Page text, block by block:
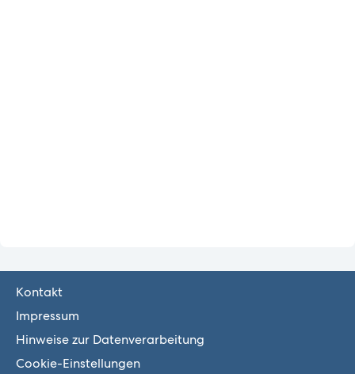
Kontakt
Impressum
Hinweise zur Datenverarbeitung
Cookie-Einstellungen